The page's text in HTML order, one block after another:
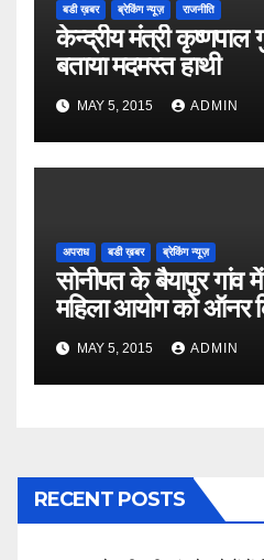
बडी ख़बर ब्रेकिंग न्यूज़ राजनीति
केन्द्रीय मंत्री
बताया मदमस्त हाथी
MAY 5, 2015 ADMIN
अपराध बडी ख़बर ब्रेकिंग न्यूज़
सोनीपत के बैयापुर गांव
महिला आयोग को ऑनर
MAY 5, 2015 ADMIN
RECENT POSTS